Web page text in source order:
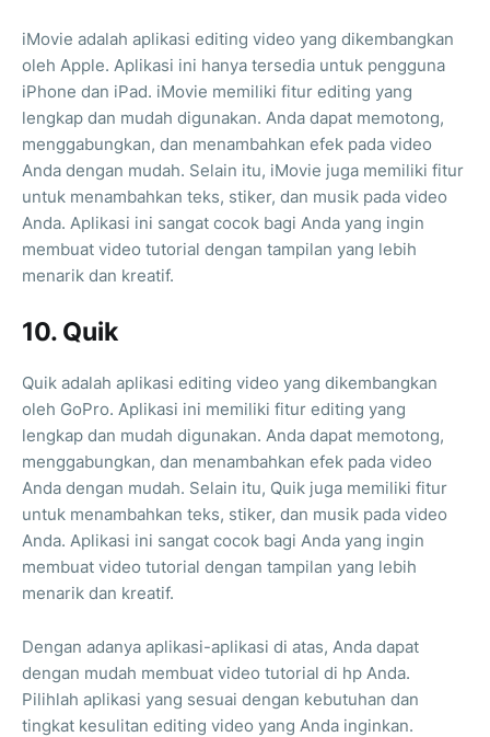
iMovie adalah aplikasi editing video yang dikembangkan
oleh Apple. Aplikasi ini hanya tersedia untuk pengguna
iPhone dan iPad. iMovie memiliki fitur editing yang
lengkap dan mudah digunakan. Anda dapat memotong,
menggabungkan, dan menambahkan efek pada video
Anda dengan mudah. Selain itu, iMovie juga memiliki fitur
untuk menambahkan teks, stiker, dan musik pada video
Anda. Aplikasi ini sangat cocok bagi Anda yang ingin
membuat video tutorial dengan tampilan yang lebih
menarik dan kreatif.
10. Quik
Quik adalah aplikasi editing video yang dikembangkan
oleh GoPro. Aplikasi ini memiliki fitur editing yang
lengkap dan mudah digunakan. Anda dapat memotong,
menggabungkan, dan menambahkan efek pada video
Anda dengan mudah. Selain itu, Quik juga memiliki fitur
untuk menambahkan teks, stiker, dan musik pada video
Anda. Aplikasi ini sangat cocok bagi Anda yang ingin
membuat video tutorial dengan tampilan yang lebih
menarik dan kreatif.
Dengan adanya aplikasi-aplikasi di atas, Anda dapat
dengan mudah membuat video tutorial di hp Anda.
Pilihlah aplikasi yang sesuai dengan kebutuhan dan
tingkat kesulitan editing video yang Anda inginkan.